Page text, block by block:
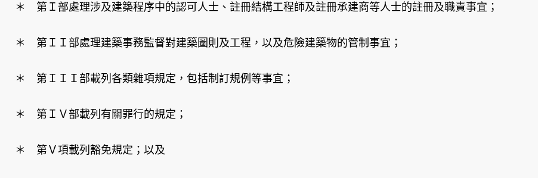
＊ 第Ｉ部處理涉及建築程序中的認可人士、註冊結構工程師及註冊承建商等人士的註冊及職責事宜；
＊ 第ＩＩ部處理建築事務監督對建築圖則及工程，以及危險建築物的管制事宜；
＊ 第ＩＩＩ部載列各類雜項規定，包括制訂規例等事宜；
＊ 第ＩＶ部載列有關罪行的規定；
＊ 第Ｖ項載列豁免規定；以及